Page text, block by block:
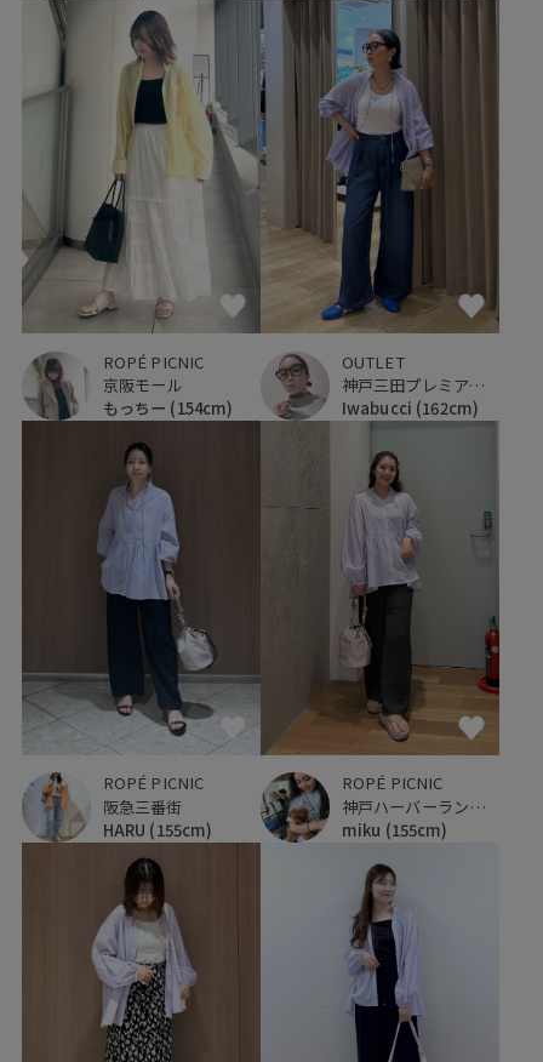
ROPÉ PICNIC
京阪モール
もっちー (154cm)
OUTLET
神戸三田プレミアム・アウトレット
Iwabucci (162cm)
ROPÉ PICNIC
阪急三番街
HARU (155cm)
ROPÉ PICNIC
神戸ハーバーランドumie
miku (155cm)